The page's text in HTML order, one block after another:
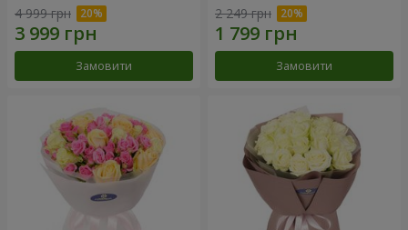
4 999 грн
Замовити
2 249 грн
Замовити